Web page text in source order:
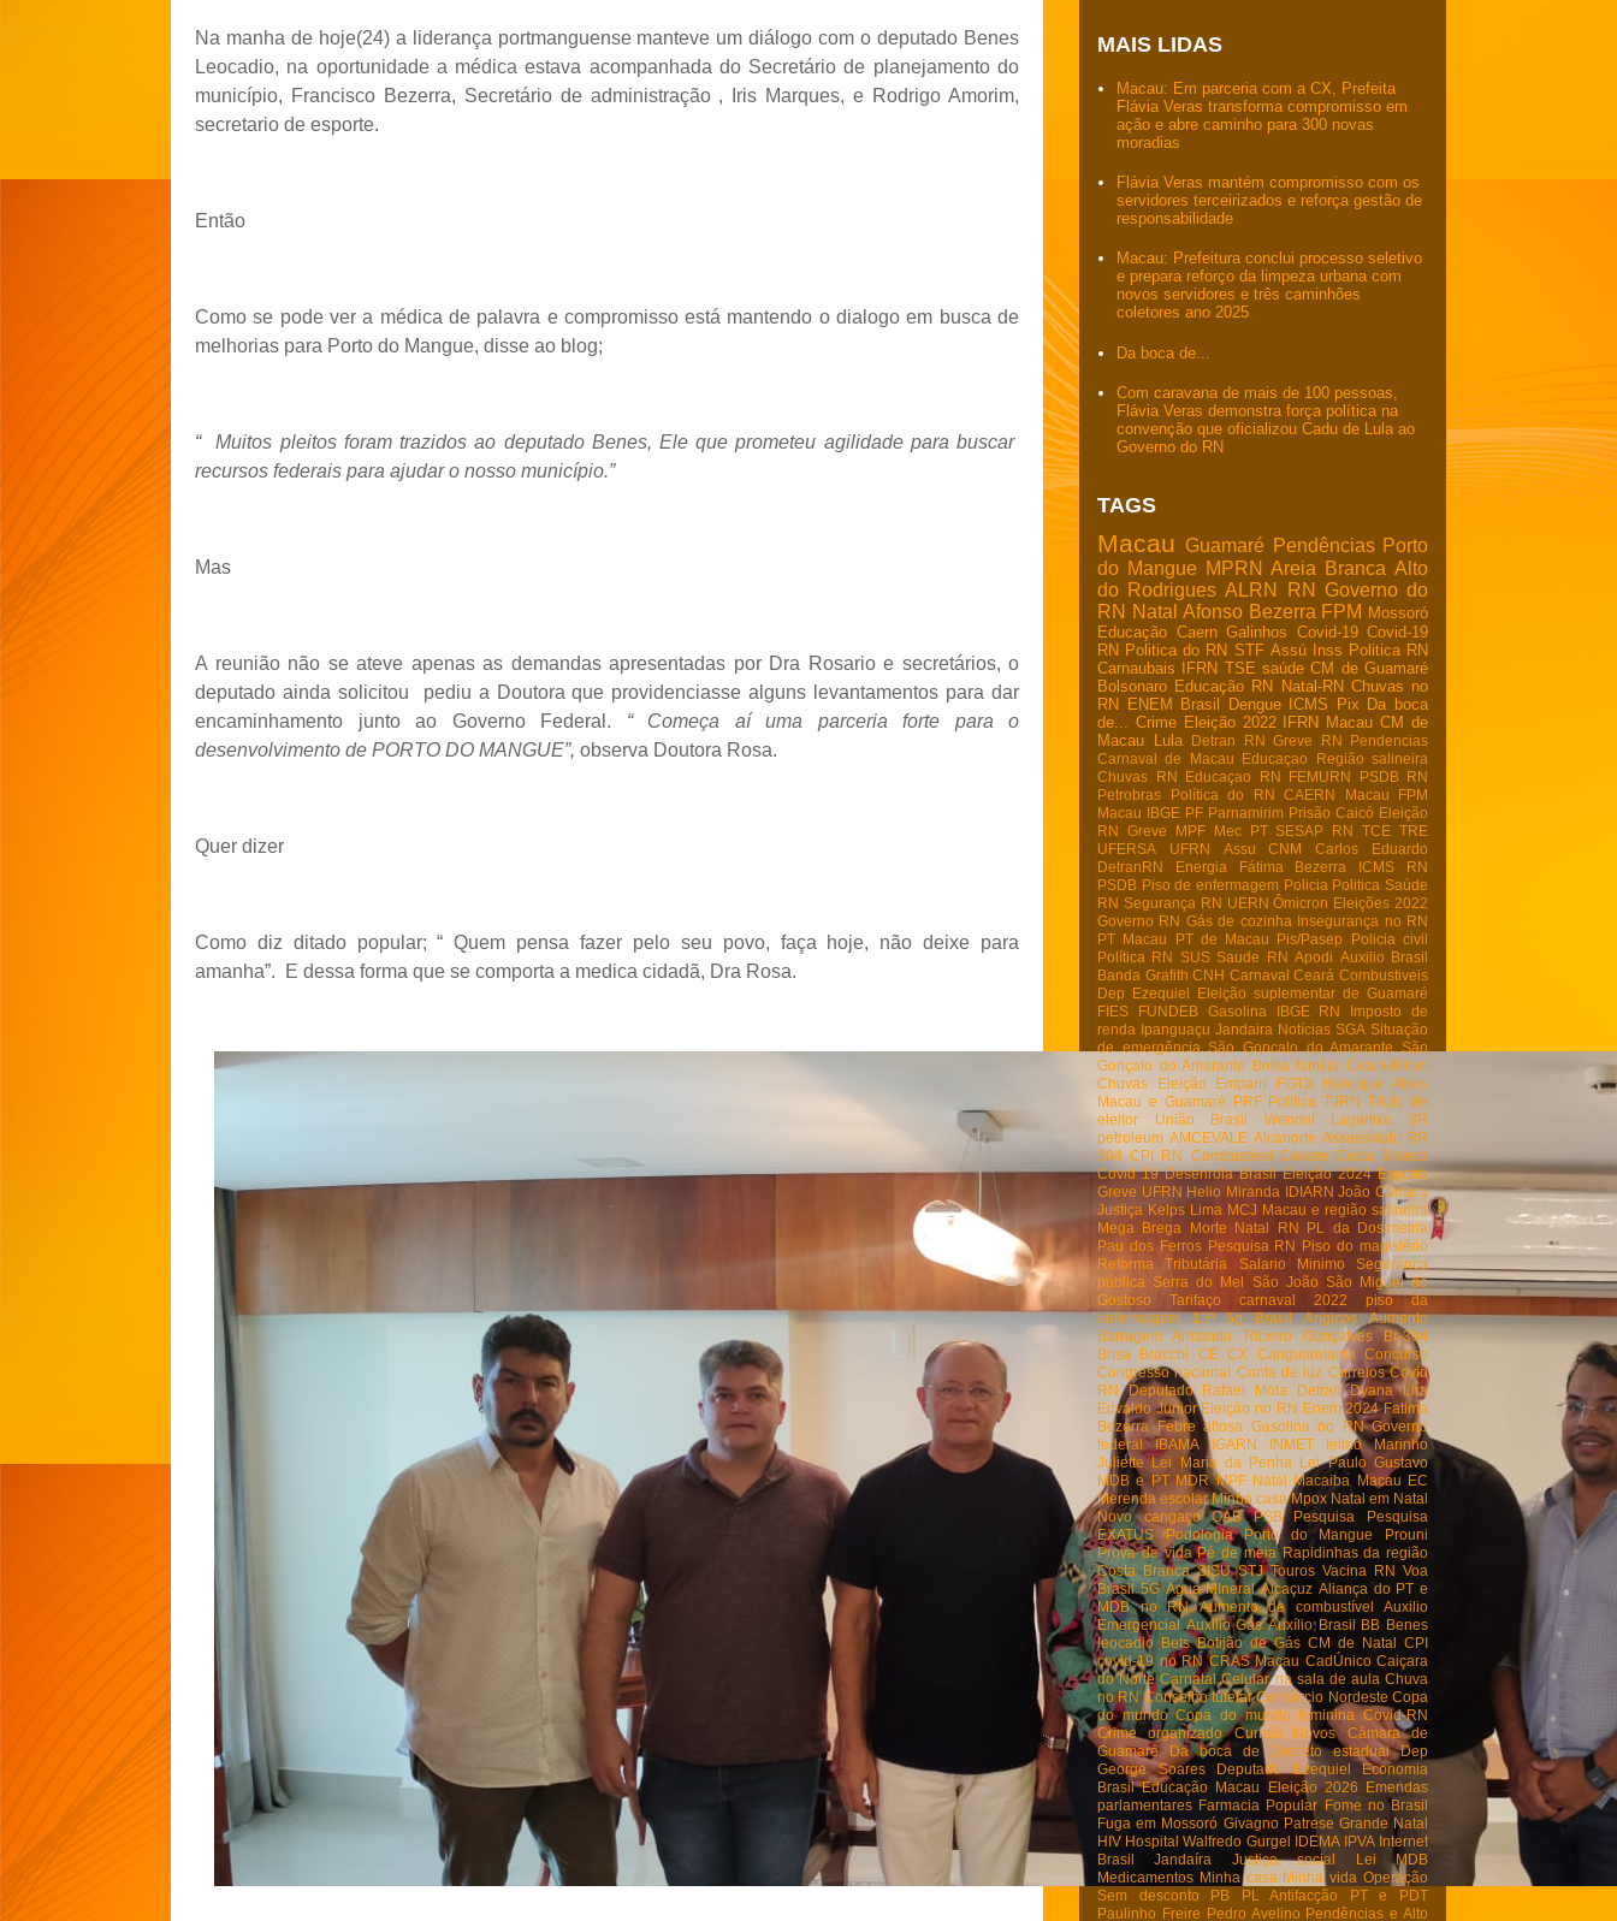
Na manha de hoje(24) a liderança portmanguense manteve um diálogo com o deputado Benes
Leocadio, na oportunidade a médica estava acompanhada do Secretário de planejamento do
município, Francisco Bezerra, Secretário de administração , Iris Marques, e Rodrigo Amorim,
secretario de esporte.
Então
Como se pode ver a médica de palavra e compromisso está mantendo o dialogo em busca de
melhorias para Porto do Mangue, disse ao blog;
“
Muitos pleitos foram trazidos ao deputado Benes, Ele que prometeu agilidade para buscar
recursos federais para ajudar o nosso município.”
Mas
A reunião não se ateve apenas as demandas apresentadas por Dra Rosario e secretários, o
deputado ainda solicitou
pediu a Doutora que providenciasse alguns levantamentos para dar
encaminhamento junto ao Governo Federal. “ Começa aí uma parceria forte para o
desenvolvimento de PORTO DO MANGUE”, observa Doutora Rosa.
Quer dizer
Como diz ditado popular; “ Quem pensa fazer pelo seu povo, faça hoje, não deixe para
amanha”. E dessa forma que se comporta a medica cidadã, Dra Rosa.
MAIS LIDAS
Macau: Em parceria com a CX, Prefeita
Flávia Veras transforma compromisso em
ação e abre caminho para 300 novas
moradias
Flávia Veras mantém compromisso com os
servidores terceirizados e reforça gestão de
responsabilidade
Macau: Prefeitura conclui processo seletivo
e prepara reforço da limpeza urbana com
novos servidores e três caminhões
coletores ano 2025
Da boca de...
Com caravana de mais de 100 pessoas,
Flávia Veras demonstra força política na
convenção que oficializou Cadu de Lula ao
Governo do RN
TAGS
Macau Guamaré Pendências Porto
do Mangue MPRN Areia Branca Alto
do Rodrigues ALRN RN
Governo do
RN Natal Afonso Bezerra FPM Mossoró
Educação Caern Galinhos Covid-19 Covid-19
RN Politica do RN STF Assú Inss Politica RN
Carnaubais
IFRN TSE saúde CM de Guamaré
Bolsonaro Educação RN Natal-RN Chuvas no
RN
ENEM Brasil Dengue ICMS Pix Da boca
de...
Crime Eleição 2022 IFRN Macau CM de
Macau
Lula Detran RN Greve RN
Pendencias
Carnaval de Macau
Educaçao
Região salineira
Chuvas RN
Educaçao RN FEMURN
PSDB RN
Petrobras
Política do RN CAERN Macau
FPM
Macau IBGE PF Parnamirim Prisão Caicó Eleição
RN
Greve MPF Mec PT SESAP RN TCE TRE
UFERSA
UFRN Assu CNM
Carlos Eduardo
DetranRN
Energia Fátima Bezerra
ICMS RN
PSDB Piso de enfermagem Policia Politica Saúde
RN Segurança RN UERN Ômicron Eleições 2022
Governo RN Gás de cozinha Insegurança no RN
PT Macau
PT de Macau Pis/Pasep
Policia civil
Política RN
SUS Saude RN Apodi Auxilio Brasil
Banda Grafith CNH Carnaval Ceará Combustiveis
Dep Ezequiel
Eleição suplementar de Guamaré
FIES
FUNDEB Gasolina IBGE RN
Imposto de
renda Ipanguaçu Jandaira Notícias SGA Situação
de emergência
São Goncalo do Amarante
São
Gonçalo do Amarante
Bolsa família Ceará-Mirim
Chuvas
Eleição Emparn FGTS
Henrique Alves
Macau e Guamaré
PRF Política TJRN Titulo de
eleitor
União Brasil Wendel Lagartixa
3R
petroleum AMCEVALE Alcanorte Assassinato BR
304 CPI RN Combustivel Cosern Costa Branca
Covid 19 Desenrola Brasil Eleição 2024 Esporte
Greve UFRN Helio Miranda IDIARN João Câmara
Justiça Kelps Lima MCJ Macau e região salineira
Mega Brega
Morte Natal RN
PL da Dosimetria
Pau dos Ferros Pesquisa RN Piso do magistério
Reforma Tributária
Salario Minimo
Segurança
pública
Serra do Mel São João São Miguel do
Gostoso
Tarifaço carnaval 2022
piso da
enfermagem
13º 5g Brasil Angicos
Aumento
Barragem Armando Ribeiro Gonçalves
Br-304
Brisa Bracchi
CE CX Canguaretama
Concurso
Congresso nacional Conta de luz Correios Covid
RN
Deputado Rafael Mota Detran Dyana Lira
Edvaldo Junior Eleição no RN Enem 2024 Fatima
Bezerra Febre aftosa Gasolina no RN Governo
federal
IBAMA IGARN INMET
Ielmo Marinho
Juliette Lei Maria da Penha
Lei Paulo Gustavo
MDB e PT MDR MPF Natal Macaiba
Macau EC
Merenda escolar Minha casa Mpox Natal em Natal
Novo cangaço
OAB PSB Pesquisa
Pesquisa
EXATUS
Podologia Porto do Mangue
Prouni
Prova de vida Pé de meia Rapidinhas da região
Costa Branca SISU STJ Touros Vacina RN Voa
Brasil 5G Agua MIneral Alcaçuz Aliança do PT e
MDB no RN
Aumento de combustível
Auxilio
Emergencial Auxilio Gás Auxílio Brasil BB Benes
leocadio Bets Botijão de Gás CM de Natal CPI
covid-19 no RN CRAS Macau CadÚnico Caiçara
do Norte Carnatal Celular na sala de aula Chuva
no RN Conselho tutelar Consórcio Nordeste Copa
do mundo Copa do mundo feminina
Covid-RN
Crime organizado
Currais Novos
Câmara de
Guamaré
Da boca de Decreto estadual
Dep
George Soares
Deputado Ezequiel
Economia
Brasil Educação Macau Eleição 2026
Emendas
parlamentares Farmacia Popular Fome no Brasil
Fuga em Mossoró Givagno Patrese Grande Natal
HIV Hospital Walfredo Gurgel IDEMA IPVA Internet
Brasil
Jandaíra Justiça social Lei
MDB
Medicamentos Minha casa Minha vida Operação
Sem desconto
PB PL Antifacção
PT e PDT
Paulinho Freire Pedro Avelino Pendências e Alto